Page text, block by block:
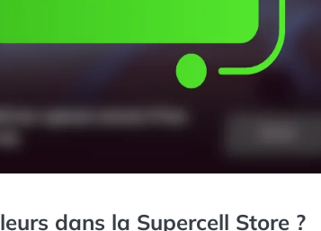
dans la Supercell Store ?